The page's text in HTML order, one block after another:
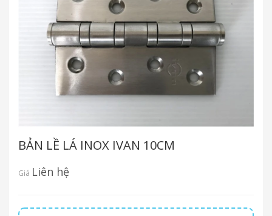
BẢN LỀ LÁ INOX IVAN 10CM
Giá Liên hệ